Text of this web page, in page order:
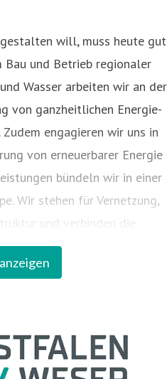
will, muss heute gut
Bau und Betrieb regionaler
Wasser arbeiten wir an der
von ganzheitlichen Energie-
engagieren wir uns in
von erneuerbarer Energie
bündeln wir in einer
Wir stehen für Vernetzung,
und verbinden die
Chancen der Innovationen
Kommunen sind an dem
firmiert als steuerndes
Weser Energie GmbH & Co.